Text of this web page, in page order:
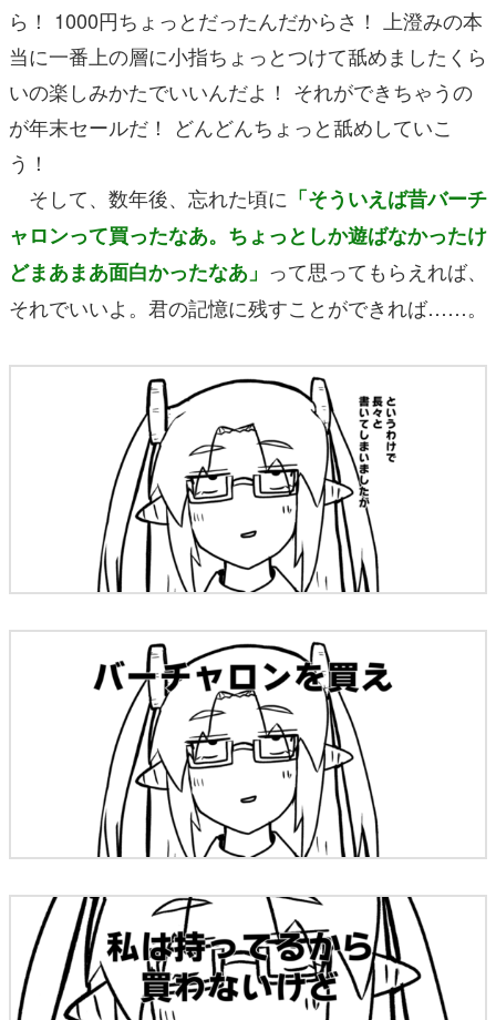
ら！ 1000円ちょっとだったんだからさ！ 上澄みの本
当に一番上の層に小指ちょっとつけて舐めましたくら
いの楽しみかたでいいんだよ！ それができちゃうの
が年末セールだ！ どんどんちょっと舐めしていこ
う！
そして、数年後、忘れた頃に 「そういえば昔バーチ
ャロンって買ったなあ。ちょっとしか遊ばなかったけ
どまあまあ面白かったなあ」 って思ってもらえれば、
それでいいよ。君の記憶に残すことができれば……。